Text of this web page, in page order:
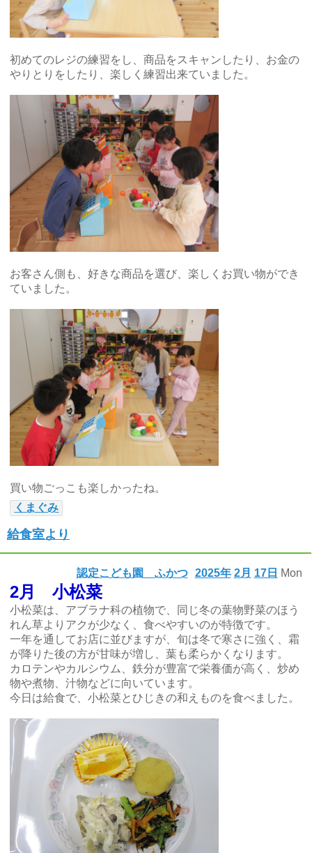
初めてのレジの練習をし、商品をスキャンしたり、お金の
やりとりをしたり、楽しく練習出来ていました。
お客さん側も、好きな商品を選び、楽しくお買い物ができ
ていました。
買い物ごっこも楽しかったね。
くまぐみ
給食室より
2025年 2月 17日 Mon
認定こども園 ふかつ
2月 小松菜
小松菜は、アブラナ科の植物で、同じ冬の葉物野菜のほう
れん草よりアクが少なく、食べやすいのが特徴です。
一年を通してお店に並びますが、旬は冬で寒さに強く、霜
が降りた後の方が甘味が増し、葉も柔らかくなります。
カロテンやカルシウム、鉄分が豊富で栄養価が高く、炒め
物や煮物、汁物などに向いています。
今日は給食で、小松菜とひじきの和えものを食べました。